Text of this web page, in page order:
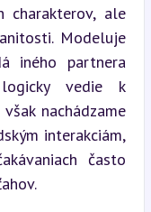
charakterov, ale
Modeluje
iného partnera
vedie k
nachádzame
interakciám,
často